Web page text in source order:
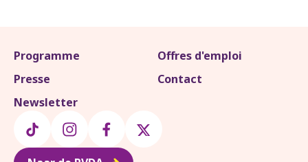
Programme
Offres d'emploi
Presse
Contact
Newsletter